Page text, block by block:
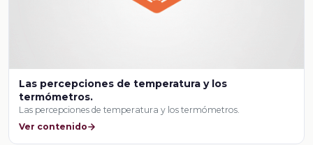
Las percepciones de temperatura y los
termómetros.
Las percepciones de temperatura y los termómetros.
Ver contenido